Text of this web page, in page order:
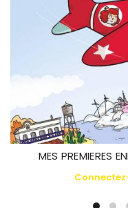
MES PREMIERES